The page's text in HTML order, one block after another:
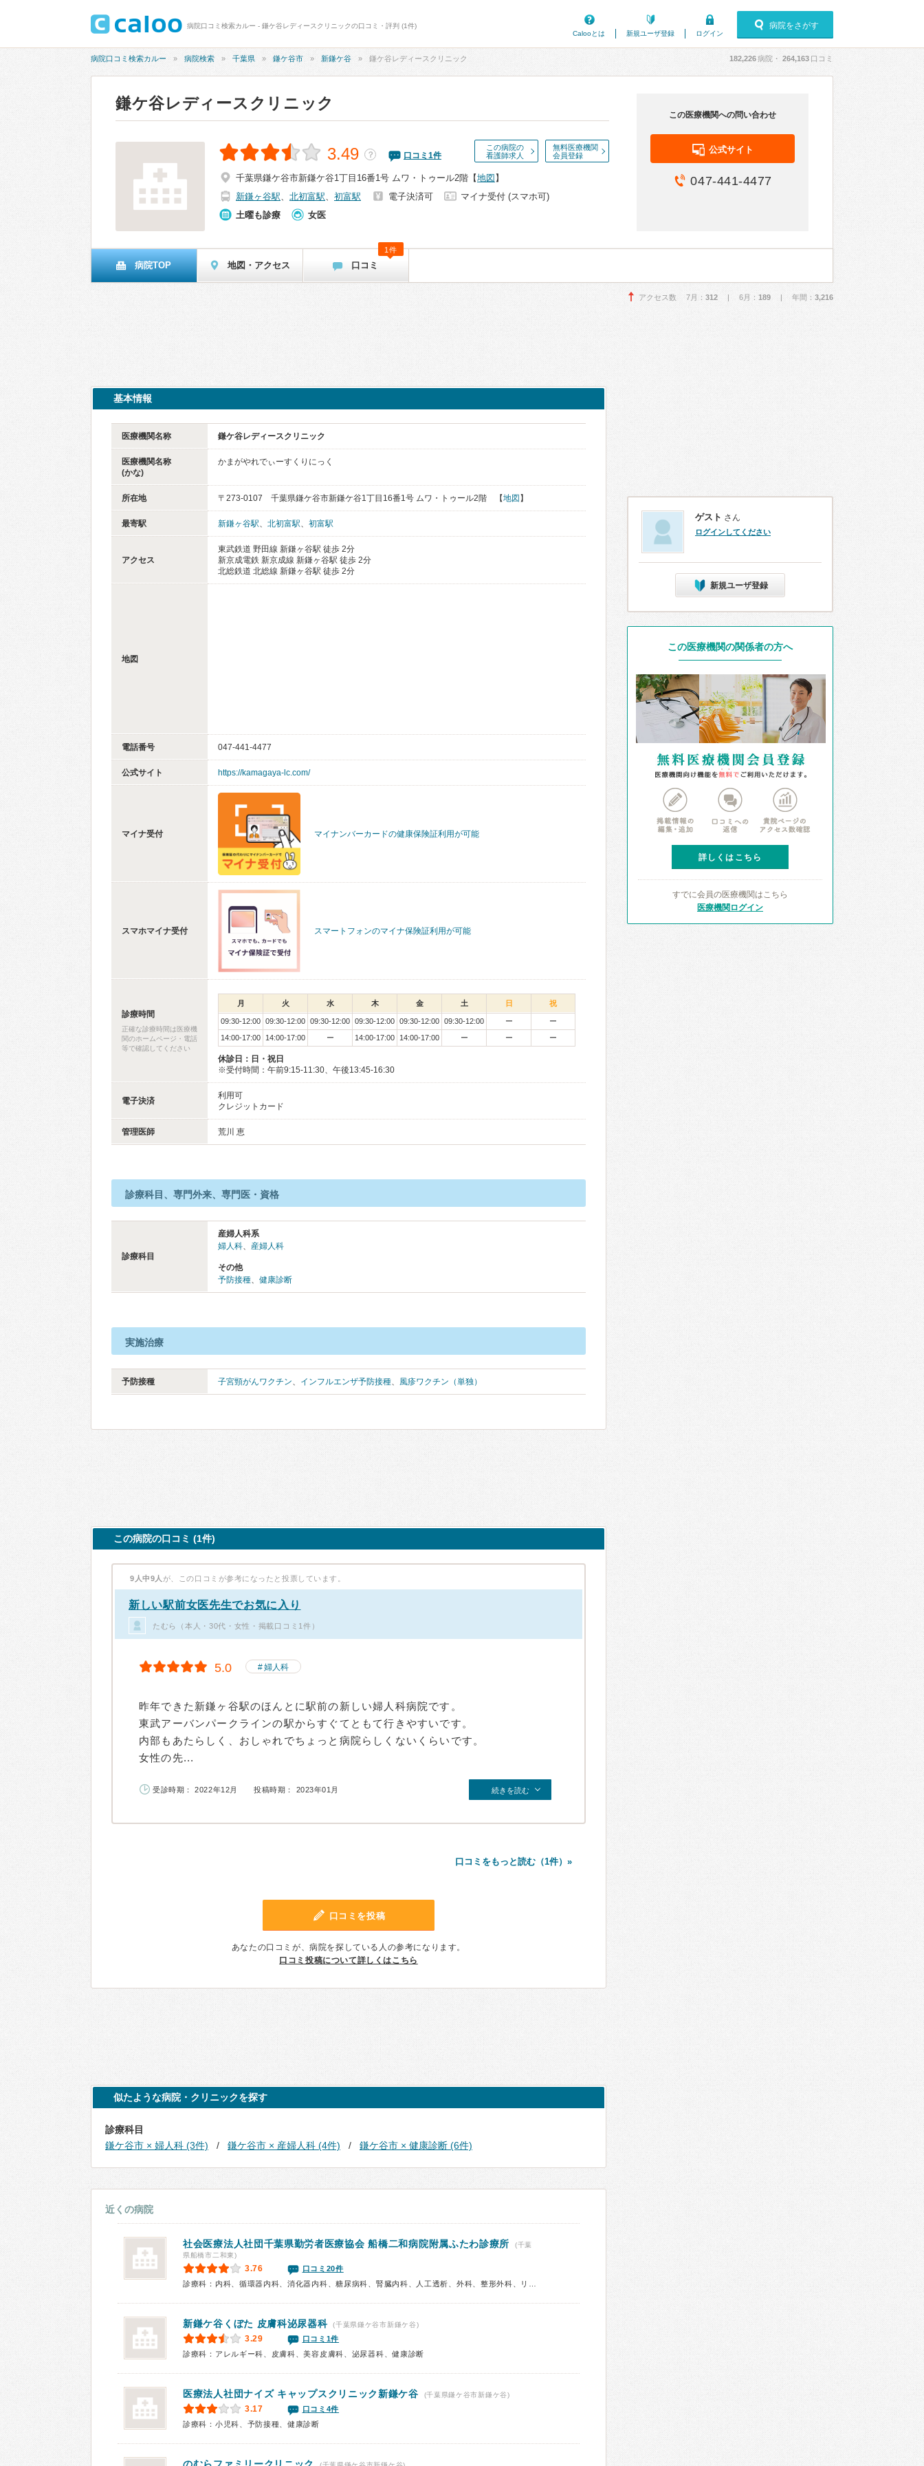
病院口コミ検索カルー - 鎌ケ谷レディースクリニックの口コミ・評判 (1件)
Calooとは
新規ユーザ登録 ログイン
病院をさがす
病院口コミ検索カルー 病院検索 千葉県 鎌ケ谷市 新鎌ケ谷 鎌ケ谷レディースクリニック 182,226病院・ 264,163 口コミ
鎌ケ谷レディースクリニック
この病院の
看護師求人
無料医療機関
会員登録
3.49 ？ 口コミ 1件
千葉県鎌ケ谷市新鎌ケ谷1丁目16番1号 ムワ・トゥール2階 【地図 】
新鎌ヶ谷駅、 北初富駅、 初富駅 電子決済可
マイナ受付 (スマホ可)
土曜も診療
女医
この医療機関への問い合わせ
公式サイト
047-441-4477
病院TOP 地図・アクセス 口コミ
1件
アクセス数 7月： 312 | 6月： 189 | 年間： 3,216
基本情報
医療機関名称 鎌ケ谷レディースクリニック
医療機関名称
(かな)
かまがやれでぃーすくりにっく
所在地 〒273-0107 千葉県鎌ケ谷市新鎌ケ谷1丁目16番1号 ムワ・トゥール2階 【地図 】
最寄駅 新鎌ヶ谷駅、 北初富駅、 初富駅
アクセス
東武鉄道 野田線 新鎌ヶ谷駅 徒歩 2分
新京成電鉄 新京成線 新鎌ヶ谷駅 徒歩 2分
北総鉄道 北総線 新鎌ヶ谷駅 徒歩 2分
地図
電話番号 047-441-4477
公式サイト https://kamagaya-lc.com/
マイナ受付 マイナンバーカードの健康保険証利用が可能
スマホマイナ受付 スマートフォンのマイナ保険証利用が可能
診療時間
正確な診療時間は医療機
関のホームページ・電話
等で確認してください
月 火 水 木 金 土 日 祝
09:30-12:00 09:30-12:00 09:30-12:00 09:30-12:00 09:30-12:00 09:30-12:00 ー
ー
14:00-17:00
14:00-17:00 ー 14:00-17:00 14:00-17:00 ー ー ー
休診日：日・祝日
※受付時間：午前9:15-11:30、午後13:45-16:30
電子決済
利用可
クレジットカード
管理医師 荒川 恵
診療科目、専門外来、専門医・資格
診療科目
産婦人科系
婦人科、 産婦人科
その他
予防接種、 健康診断
実施治療
予防接種 子宮頸がんワクチン、 インフルエンザ予防接種、 風疹ワクチン（単独）
この病院の口コミ (1件)
9人中9人 が、この口コミが参考になったと投票しています。
新しい駅前女医先生でお気に入り
たむら（本人・30代・女性・掲載口コミ1件）
5.0 婦人科
昨年できた新鎌ヶ谷駅のほんとに駅前の新しい婦人科病院です。
東武アーバンパークラインの駅からすぐてともて行きやすいです。
内部もあたらしく、おしゃれでちょっと病院らしくないくらいです。
女性の先...
受診時期： 2022年12月 投稿時期： 2023年01月 続きを読む
口コミをもっと読む（1件）»
口コミを投稿
あなたの口コミが、病院を探している人の参考になります。
口コミ投稿について詳しくはこちら
似たような病院・クリニックを探す
診療科目
鎌ケ谷市 × 婦人科 (3件)
鎌ケ谷市 × 産婦人科 (4件) 鎌ケ谷市 × 健康診断 (6件)
近くの病院
社会医療法人社団千葉県勤労者医療協会船橋二和病院附属ふたわ診療所
(千葉
県船橋市二和東)
3.76
口コミ20件
新鎌ケ谷くぼた 皮膚科泌尿器科 (千葉県鎌ケ谷市新鎌ケ谷)
3.29
口コミ1件
診療科：アレルギー科、皮膚科、美容皮膚科、泌尿器科、健康診断
医療法人社団ナイズ キャップスクリニック新鎌ケ谷 (千葉県鎌ケ谷市新鎌ケ谷)
3.17
口コミ4件
診療科：小児科、予防接種、健康診断
ゲスト さん
ログインしてください
新規ユーザ登録
この医療機関の関係者の方へ
詳しくはこちら
すでに会員の医療機関はこちら
医療機関ログイン